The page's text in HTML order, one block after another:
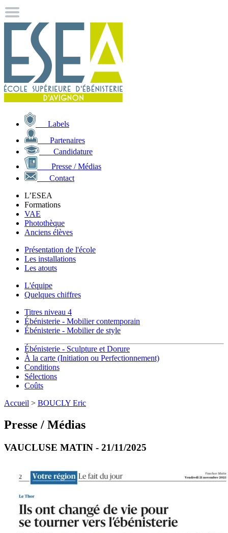
Labels
Partenaires
Candidature
Presse / Médias
Contact
L’ESEA
Formations
VAE
Photothèque
Anciens élèves
Présentation de l'école
Les installations
Les atouts
L'équipe
Quelques chiffres
Titres niveau 4
Ébénisterie - Mobilier contemporain
Ébénisterie - Mobilier de style
Ébénisterie - Sculpture et Dorure
À la carte (Initiation ou Perfectionnement)
Conditions
Sélections
Coûts
Accueil > BOUCLY Eric
Presse / Médias
VAUCLUSE MATIN - 21/11/2025